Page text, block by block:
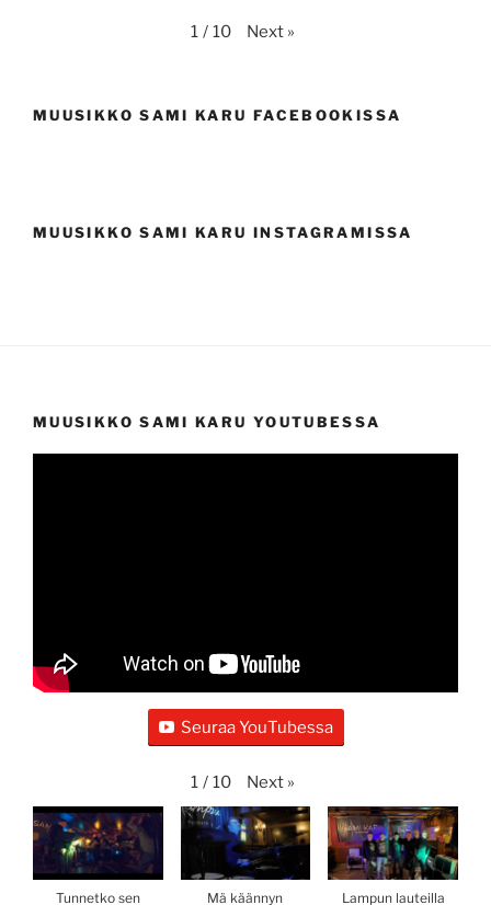
1 / 10 Next »
MUUSIKKO SAMI KARU FACEBOOKISSA
MUUSIKKO SAMI KARU INSTAGRAMISSA
MUUSIKKO SAMI KARU YOUTUBESSA
Seuraa YouTubessa
1 / 10 Next »
Tunnetko sen
Mä käännyn
Lampun lauteilla